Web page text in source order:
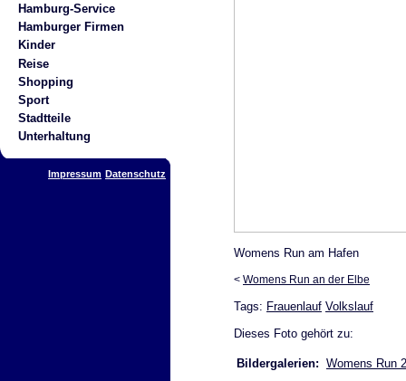
Hamburg-Service
Hamburger Firmen
Kinder
Reise
Shopping
Sport
Stadtteile
Unterhaltung
Impressum Datenschutz
Womens Run am Hafen
< Womens Run an der Elbe
Tags: Frauenlauf Volkslauf
Dieses Foto gehört zu:
Bildergalerien: Womens Run